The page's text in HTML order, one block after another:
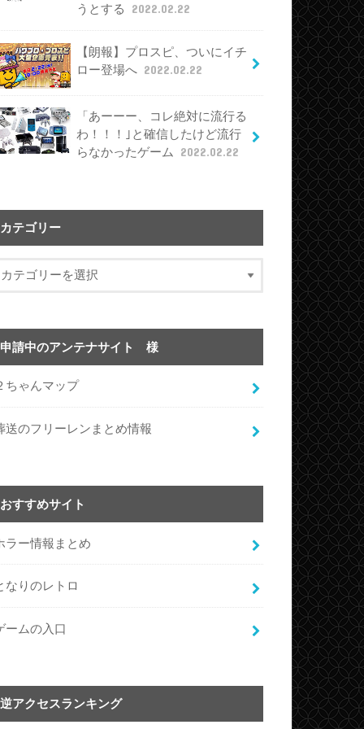
うとする 2022.02.22
【朗報】プロスピ、ついにイチ
ロー登場へ 2022.02.22
「あーーー、コレ絶対に流行る
わ！！！｣と確信したけど流行
らなかったゲーム
2022.02.22
カテゴリー
申請中のアンテナサイト 様
ちゃんマップ
送のフリーレンまとめ情報
おすすめサイト
ラー情報まとめ
なりのレトロ
ームの入口
逆アクセスランキング